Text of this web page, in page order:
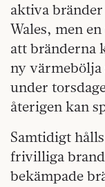
aktiva
Wales, men
att bränderna
ny
under
återigen kan
Samtidigt
frivilliga
bekämpade